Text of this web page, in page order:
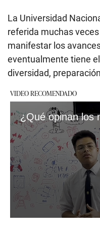
La Universidad
referida muchas
manifestar los
eventualmente tiene
diversidad,
VIDEO RECOMENDADO